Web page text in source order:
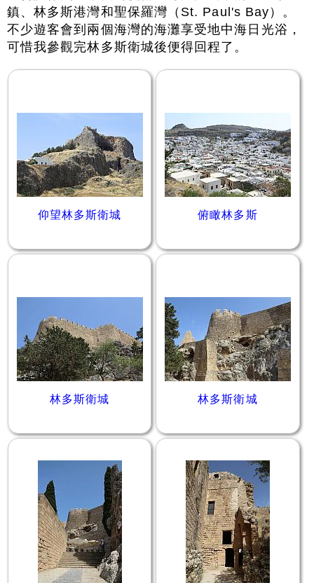
鎮、林多斯港灣和聖保羅灣（St. Paul's Bay）。
不少遊客會到兩個海灣的海灘享受地中海日光浴，
可惜我參觀完林多斯衛城後便得回程了。
仰望林多斯衛城 俯瞰林多斯
林多斯衛城 林多斯衛城